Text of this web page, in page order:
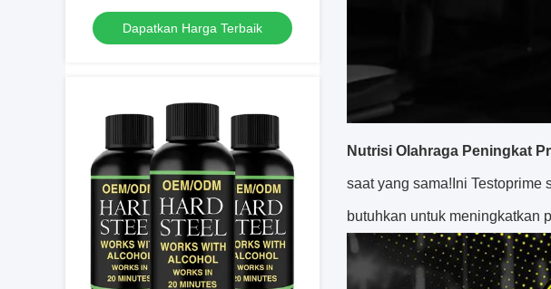
Dapatkan Harga Terbaik
Nutrisi Olahraga Peningkat
saat yang sama!Ini Testoprime
butuhkan untuk meningkatkan